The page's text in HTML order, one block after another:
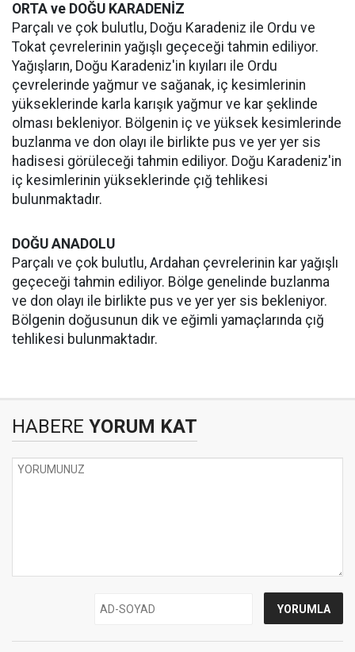
ORTA ve DOĞU KARADENİZ
Parçalı ve çok bulutlu, Doğu Karadeniz ile Ordu ve
Tokat çevrelerinin yağışlı geçeceği tahmin ediliyor.
Yağışların, Doğu Karadeniz'in kıyıları ile Ordu
çevrelerinde yağmur ve sağanak, iç kesimlerinin
yükseklerinde karla karışık yağmur ve kar şeklinde
olması bekleniyor. Bölgenin iç ve yüksek kesimlerinde
buzlanma ve don olayı ile birlikte pus ve yer yer sis
hadisesi görüleceği tahmin ediliyor. Doğu Karadeniz'in
iç kesimlerinin yükseklerinde çığ tehlikesi
bulunmaktadır.
DOĞU ANADOLU
Parçalı ve çok bulutlu, Ardahan çevrelerinin kar yağışlı
geçeceği tahmin ediliyor. Bölge genelinde buzlanma
ve don olayı ile birlikte pus ve yer yer sis bekleniyor.
Bölgenin doğusunun dik ve eğimli yamaçlarında çığ
tehlikesi bulunmaktadır.
HABERE YORUM KAT